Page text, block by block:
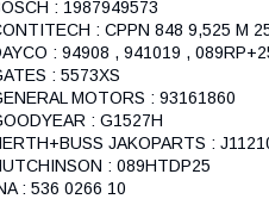
: 1987949573
: CPPN 848 9,525 M
: 94908 , 941019 ,
: 5573XS
MOTORS : 93161860
: G1527H
JAKOPARTS :
: 089HTDP25
: 536 0266 10